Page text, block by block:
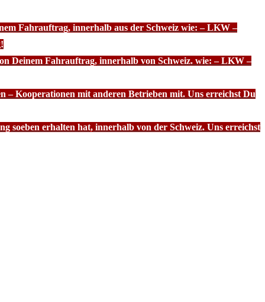
Fahrauftrag, innerhalb aus der Schweiz wie: – LKW –
Deinem Fahrauftrag, innerhalb von Schweiz. wie: – LKW –
– Kooperationen mit anderen Betrieben mit. Uns erreichst Du
soeben erhalten hat, innerhalb von der Schweiz. Uns erreichst